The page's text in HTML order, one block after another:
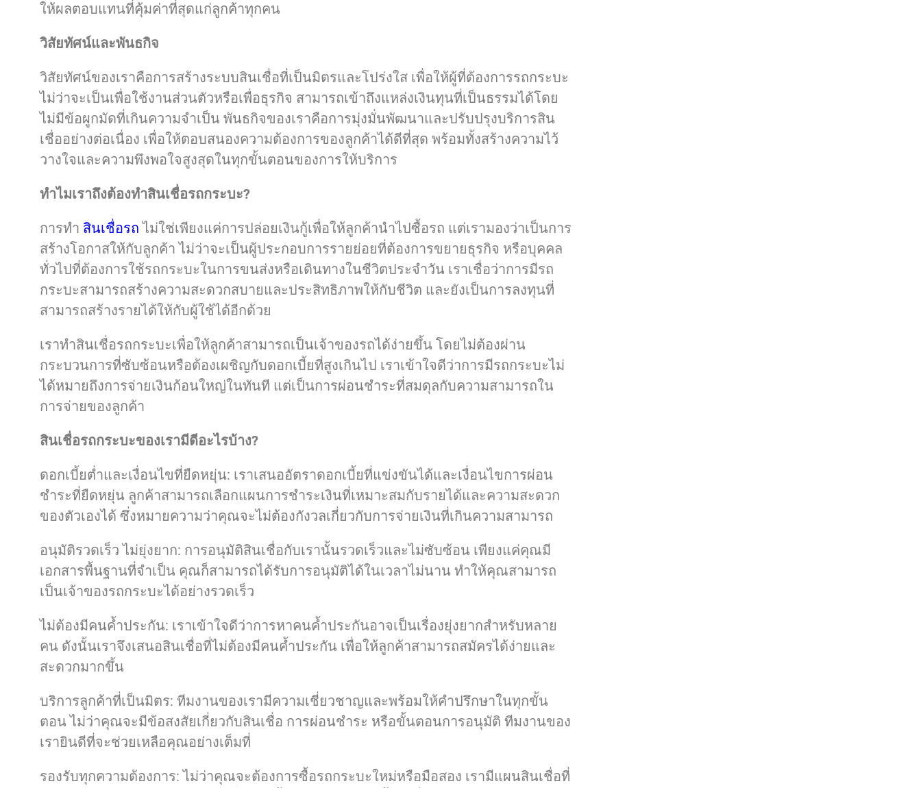
ให้ผลตอบแทนที่คุ้มค่าที่สุดแก่ลูกค้าทุกคน
วิสัยทัศน์และพันธกิจ
วิสัยทัศน์ของเราคือการสร้างระบบสินเชื่อที่เป็นมิตรและโปร่งใส เพื่อให้ผู้ที่ต้องการรถกระบะ
ไม่ว่าจะเป็นเพื่อใช้งานส่วนตัวหรือเพื่อธุรกิจ สามารถเข้าถึงแหล่งเงินทุนที่เป็นธรรมได้โดย
ไม่มีข้อผูกมัดที่เกินความจำเป็น พันธกิจของเราคือการมุ่งมั่นพัฒนาและปรับปรุงบริการสิน
เชื่ออย่างต่อเนื่อง เพื่อให้ตอบสนองความต้องการของลูกค้าได้ดีที่สุด พร้อมทั้งสร้างความไว้
วางใจและความพึงพอใจสูงสุดในทุกขั้นตอนของการให้บริการ
ทำไมเราถึงต้องทำสินเชื่อรถกระบะ?
การทำ สินเชื่อรถ ไม่ใช่เพียงแค่การปล่อยเงินกู้เพื่อให้ลูกค้านำไปซื้อรถ แต่เรามองว่าเป็นการ
สร้างโอกาสให้กับลูกค้า ไม่ว่าจะเป็นผู้ประกอบการรายย่อยที่ต้องการขยายธุรกิจ หรือบุคคล
ทั่วไปที่ต้องการใช้รถกระบะในการขนส่งหรือเดินทางในชีวิตประจำวัน เราเชื่อว่าการมีรถ
กระบะสามารถสร้างความสะดวกสบายและประสิทธิภาพให้กับชีวิต และยังเป็นการลงทุนที่
สามารถสร้างรายได้ให้กับผู้ใช้ได้อีกด้วย
เราทำสินเชื่อรถกระบะเพื่อให้ลูกค้าสามารถเป็นเจ้าของรถได้ง่ายขึ้น โดยไม่ต้องผ่าน
กระบวนการที่ซับซ้อนหรือต้องเผชิญกับดอกเบี้ยที่สูงเกินไป เราเข้าใจดีว่าการมีรถกระบะไม่
ได้หมายถึงการจ่ายเงินก้อนใหญ่ในทันที แต่เป็นการผ่อนชำระที่สมดุลกับความสามารถใน
การจ่ายของลูกค้า
สินเชื่อรถกระบะของเรามีดีอะไรบ้าง?
ดอกเบี้ยต่ำและเงื่อนไขที่ยืดหยุ่น: เราเสนออัตราดอกเบี้ยที่แข่งขันได้และเงื่อนไขการผ่อน
ชำระที่ยืดหยุ่น ลูกค้าสามารถเลือกแผนการชำระเงินที่เหมาะสมกับรายได้และความสะดวก
ของตัวเองได้ ซึ่งหมายความว่าคุณจะไม่ต้องกังวลเกี่ยวกับการจ่ายเงินที่เกินความสามารถ
อนุมัติรวดเร็ว ไม่ยุ่งยาก: การอนุมัติสินเชื่อกับเรานั้นรวดเร็วและไม่ซับซ้อน เพียงแค่คุณมี
เอกสารพื้นฐานที่จำเป็น คุณก็สามารถได้รับการอนุมัติได้ในเวลาไม่นาน ทำให้คุณสามารถ
เป็นเจ้าของรถกระบะได้อย่างรวดเร็ว
ไม่ต้องมีคนค้ำประกัน: เราเข้าใจดีว่าการหาคนค้ำประกันอาจเป็นเรื่องยุ่งยากสำหรับหลาย
คน ดังนั้นเราจึงเสนอสินเชื่อที่ไม่ต้องมีคนค้ำประกัน เพื่อให้ลูกค้าสามารถสมัครได้ง่ายและ
สะดวกมากขึ้น
บริการลูกค้าที่เป็นมิตร: ทีมงานของเรามีความเชี่ยวชาญและพร้อมให้คำปรึกษาในทุกขั้น
ตอน ไม่ว่าคุณจะมีข้อสงสัยเกี่ยวกับสินเชื่อ การผ่อนชำระ หรือขั้นตอนการอนุมัติ ทีมงานของ
เรายินดีที่จะช่วยเหลือคุณอย่างเต็มที่
รองรับทุกความต้องการ: ไม่ว่าคุณจะต้องการซื้อรถกระบะใหม่หรือมือสอง เรามีแผนสินเชื่อที่